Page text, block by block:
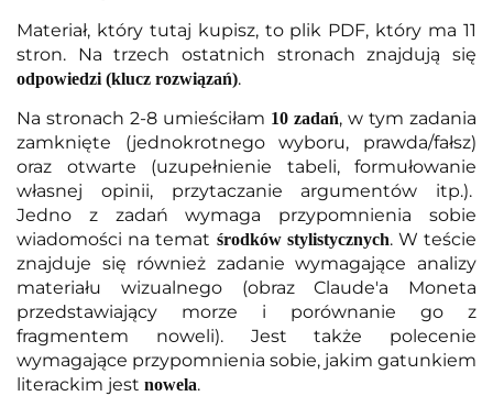
Materiał, który tutaj kupisz, to plik PDF, który ma 11
stron. Na trzech ostatnich stronach znajdują się
odpowiedzi (klucz rozwiązań).
Na stronach 2-8 umieściłam 10 zadań, w tym zadania
zamknięte (jednokrotnego wyboru, prawda/fałsz)
oraz otwarte (uzupełnienie tabeli, formułowanie
własnej opinii, przytaczanie argumentów itp.).
Jedno z zadań wymaga przypomnienia sobie
wiadomości na temat środków stylistycznych. W teście
znajduje się również zadanie wymagające analizy
materiału wizualnego (obraz Claude'a Moneta
przedstawiający morze i porównanie go z
fragmentem noweli). Jest także polecenie
wymagające przypomnienia sobie, jakim gatunkiem
literackim jest nowela.